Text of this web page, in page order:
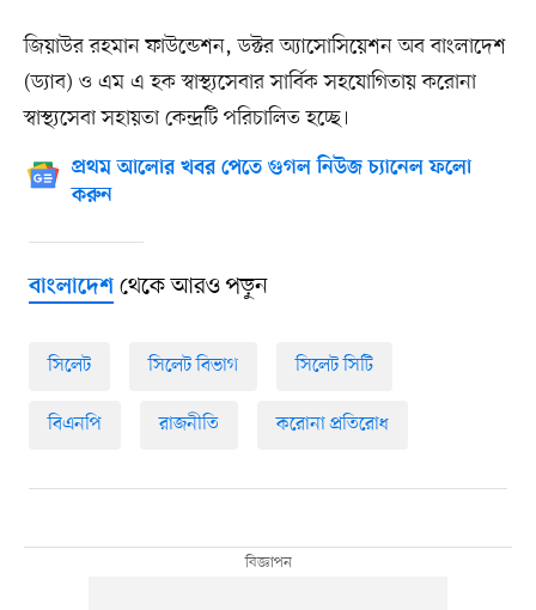
জিয়াউর রহমান ফাউন্ডেশন, ডক্টর অ্যাসোসিয়েশন অব বাংলাদেশ
(ড্যাব) ও এম এ হক স্বাস্থ্যসেবার সার্বিক সহযোগিতায় করোনা
স্বাস্থ্যসেবা সহায়তা কেন্দ্রটি পরিচালিত হচ্ছে।
প্রথম আলোর খবর পেতে গুগল নিউজ চ্যানেল ফলো
করুন
বাংলাদেশথেকে আরও পড়ুন
সিলেট সিলেট বিভাগ সিলেট সিটি
বিএনপি রাজনীতি করোনা প্রতিরোধ